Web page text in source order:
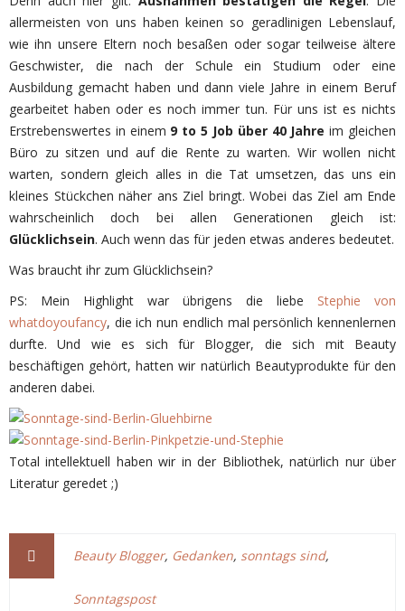
allermeisten von uns haben keinen so geradlinigen Lebenslauf,
wie ihn unsere Eltern noch besaßen oder sogar teilweise ältere
Geschwister, die nach der Schule ein Studium oder eine
Ausbildung gemacht haben und dann viele Jahre in einem Beruf
gearbeitet haben oder es noch immer tun. Für uns ist es nichts
Erstrebenswertes in einem 9 to 5 Job über 40 Jahre im gleichen
Büro zu sitzen und auf die Rente zu warten. Wir wollen nicht
warten, sondern gleich alles in die Tat umsetzen, das uns ein
kleines Stückchen näher ans Ziel bringt. Wobei das Ziel am Ende
wahrscheinlich doch bei allen Generationen gleich ist:
Glücklichsein. Auch wenn das für jeden etwas anderes bedeutet.
Was braucht ihr zum Glücklichsein?
PS: Mein Highlight war übrigens die liebe Stephie von
whatdoyoufancy, die ich nun endlich mal persönlich kennenlernen
durfte. Und wie es sich für Blogger, die sich mit Beauty
beschäftigen gehört, hatten wir natürlich Beautyprodukte für den
anderen dabei.
Total intellektuell haben wir in der Bibliothek, natürlich nur über
Literatur geredet ;)
Beauty Blogger, Gedanken, sonntags sind,
Sonntagspost